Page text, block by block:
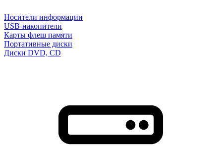
Носители информации
USB-накопители
Карты флеш памяти
Портативные диски
Диски DVD, CD